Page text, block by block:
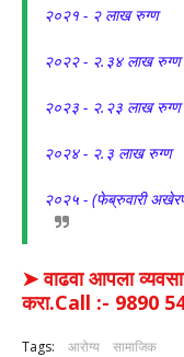
२०२१ - २ लाख रुग्ण
२०२२ - २.३४ लाख रुग्ण
२०२३ - २.२३ लाख रुग्ण
२०२४ - २.३ लाख रुग्ण
२०२५ - (फेब्रुवारी
➤ वाढवा आपला
करा.Call :- 9890
Tags: आरोग्य सामाजिक